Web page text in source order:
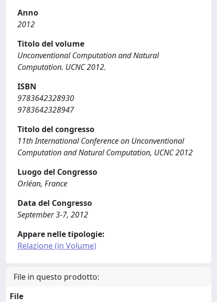
Anno
2012
Titolo del volume
Unconventional Computation and Natural
Computation. UCNC 2012.
ISBN
9783642328930
9783642328947
Titolo del congresso
11th International Conference on Unconventional
Computation and Natural Computation, UCNC 2012
Luogo del Congresso
Orléan, France
Data del Congresso
September 3-7, 2012
Appare nelle tipologie:
Relazione (in Volume)
File in questo prodotto:
File